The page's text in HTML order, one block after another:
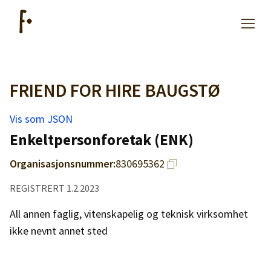
Artikler
Hjelp
Kjøpe lister
Priser
FRIEND FOR HIRE BAUGSTØ
Vis som JSON
Enkeltpersonforetak (ENK)
Organisasjonsnummer:830695362
REGISTRERT 1.2.2023
All annen faglig, vitenskapelig og teknisk virksomhet
ikke nevnt annet sted